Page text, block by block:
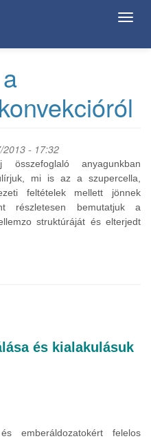
2013 - 17:32
összefoglaló anyagunkban
mi is az a szupercella,
feltételek mellett jönnek
részletesen bemutatjuk a
struktúráját és elterjedt
és kialakulásuk
emberáldozatokért felelos